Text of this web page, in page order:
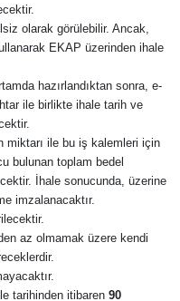
olarak görülebilir. Ancak,
EKAP üzerinden ihale
hazırlandıktan sonra, e-
ile birlikte ihale tarih ve
miktarı ile bu iş kalemleri için
bulunan toplam bedel
İhale sonucunda, üzerine
imzalanacaktır.
az olmamak üzere kendi
tarihinden itibaren 90